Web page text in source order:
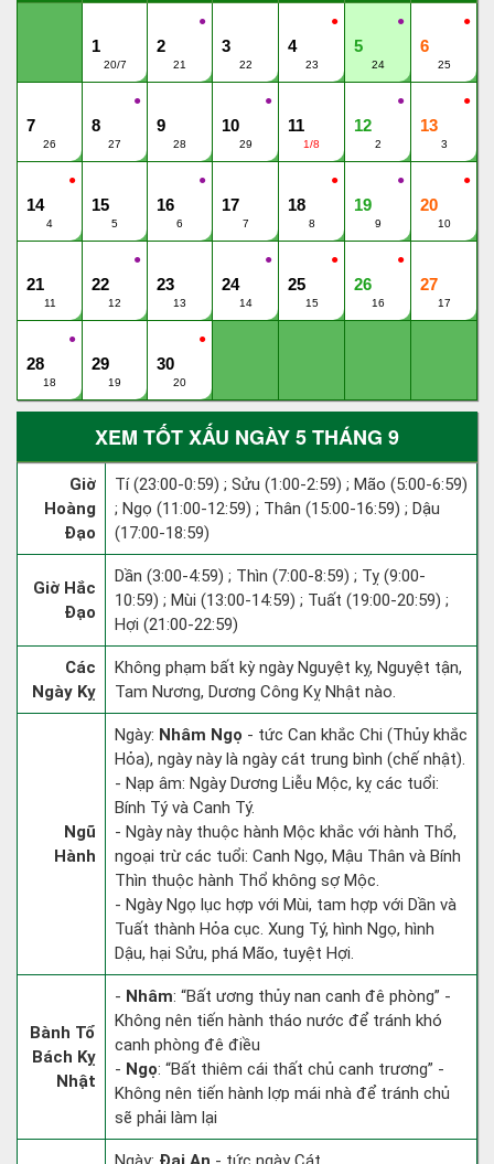
1
20/7
●
2
21
3
22
●
4
23
●
5
24
●
6
25
7
26
●
8
27
9
28
●
10
29
11
1/8
●
12
2
●
13
3
●
14
4
15
5
●
16
6
17
7
●
18
8
●
19
9
●
20
10
21
11
●
22
12
23
13
●
24
14
●
25
15
●
26
16
27
17
●
28
18
29
19
●
30
20
XEM TỐT XẤU NGÀY 5 THÁNG 9
Giờ
Hoàng
Đạo
Tí (23:00-0:59) ; Sửu (1:00-2:59) ; Mão (5:00-6:59)
; Ngọ (11:00-12:59) ; Thân (15:00-16:59) ; Dậu
(17:00-18:59)
Giờ Hắc
Đạo
Dần (3:00-4:59) ; Thìn (7:00-8:59) ; Tỵ (9:00-
10:59) ; Mùi (13:00-14:59) ; Tuất (19:00-20:59) ;
Hợi (21:00-22:59)
Các
Ngày Kỵ
Không phạm bất kỳ ngày Nguyệt kỵ, Nguyệt tận,
Tam Nương, Dương Công Kỵ Nhật nào.
Ngũ
Hành
Ngày: Nhâm Ngọ - tức Can khắc Chi (Thủy khắc
Hỏa), ngày này là ngày cát trung bình (chế nhật).
- Nạp âm: Ngày Dương Liễu Mộc, kỵ các tuổi:
Bính Tý và Canh Tý.
- Ngày này thuộc hành Mộc khắc với hành Thổ,
ngoại trừ các tuổi: Canh Ngọ, Mậu Thân và Bính
Thìn thuộc hành Thổ không sợ Mộc.
- Ngày Ngọ lục hợp với Mùi, tam hợp với Dần và
Tuất thành Hỏa cục. Xung Tý, hình Ngọ, hình
Dậu, hại Sửu, phá Mão, tuyệt Hợi.
Bành Tổ
Bách Kỵ
Nhật
- Nhâm: “Bất ương thủy nan canh đê phòng” -
Không nên tiến hành tháo nước để tránh khó
canh phòng đê điều
- Ngọ: “Bất thiêm cái thất chủ canh trương” -
Không nên tiến hành lợp mái nhà để tránh chủ
sẽ phải làm lại